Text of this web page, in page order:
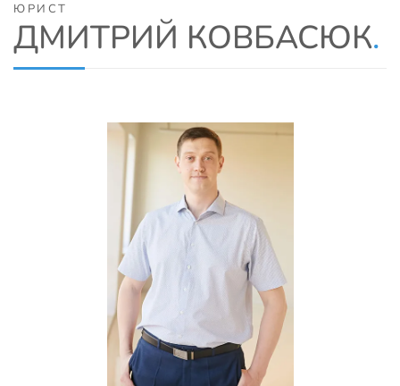
ЮРИСТ
ДМИТРИЙ КОВБАСЮК.